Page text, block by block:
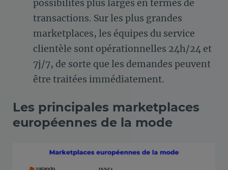
possibilités plus larges en termes de
transactions. Sur les plus grandes
marketplaces, les équipes du service
clientèle sont opérationnelles 24h/24 et
7j/7, de sorte que les demandes peuvent
être traitées immédiatement.
Les principales marketplaces
européennes de la mode